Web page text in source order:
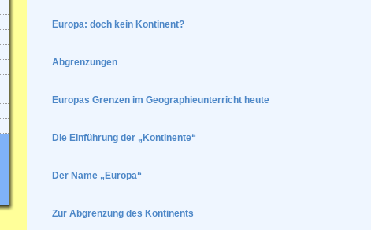
Europa: doch kein Kontinent?
Abgrenzungen
Europas Grenzen im Geographieunterricht heute
Die Einführung der „Kontinente“
Der Name „Europa“
Zur Abgrenzung des Kontinents